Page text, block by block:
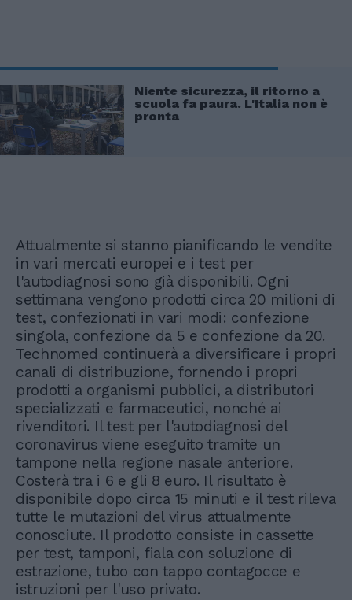
Niente sicurezza, il ritorno a
scuola fa paura. L'Italia non è
pronta
Attualmente si stanno pianificando le vendite
in vari mercati europei e i test per
l'autodiagnosi sono già disponibili. Ogni
settimana vengono prodotti circa 20 milioni di
test, confezionati in vari modi: confezione
singola, confezione da 5 e confezione da 20.
Technomed continuerà a diversificare i propri
canali di distribuzione, fornendo i propri
prodotti a organismi pubblici, a distributori
specializzati e farmaceutici, nonché ai
rivenditori. Il test per l'autodiagnosi del
coronavirus viene eseguito tramite un
tampone nella regione nasale anteriore.
Costerà tra i 6 e gli 8 euro. Il risultato è
disponibile dopo circa 15 minuti e il test rileva
tutte le mutazioni del virus attualmente
conosciute. Il prodotto consiste in cassette
per test, tamponi, fiala con soluzione di
estrazione, tubo con tappo contagocce e
istruzioni per l'uso privato.